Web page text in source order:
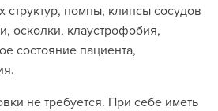
структур, помпы, клипсы сосудов
осколки, клаустрофобия,
состояние пациента,
не требуется. При себе иметь